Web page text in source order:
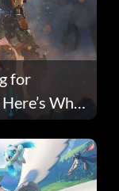
for
Why